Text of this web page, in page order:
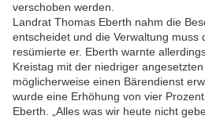
verschoben werden.
Landrat Thomas Eberth nahm die
entscheidet und die Verwaltung muss
resümierte er. Eberth warnte
Kreistag mit der niedriger
möglicherweise einen Bärendienst
wurde eine Erhöhung von vier
Eberth. „Alles was wir heute nicht